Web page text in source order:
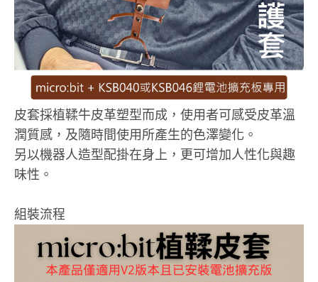
皮套採植鞣牛皮革塑型而成，使用者可感受皮革溫
潤質感，及隨時間使用所產生的色澤變化。
另以機器人造型配掛在身上，更可增加人性化與趣
味性。
組裝流程